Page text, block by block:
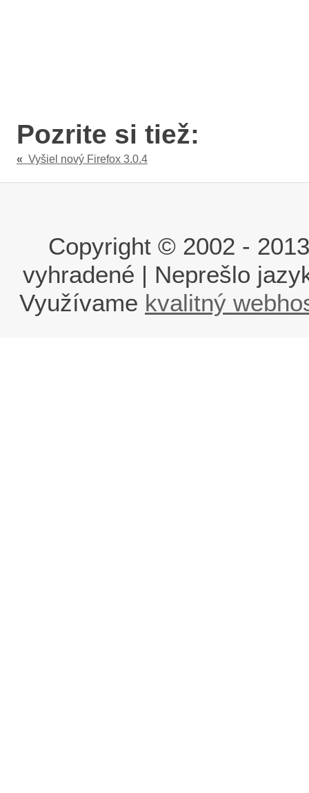
Pozrite si tiež:
« Vyšiel nový Firefox 3.0.4
Copyright © 2002 -
vyhradené | Neprešlo
Využívame kvalitný